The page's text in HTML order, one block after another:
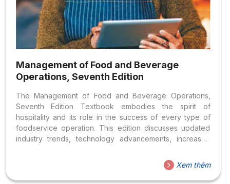
Management of Food and Beverage
Operations, Seventh Edition
The Management of Food and Beverage Operations,
Seventh Edition Textbook embodies the spirit of
hospitality and its role in the success of every type of
foodservice operation. This edition discusses updated
industry trends, technology advancements, increased
Xem thêm